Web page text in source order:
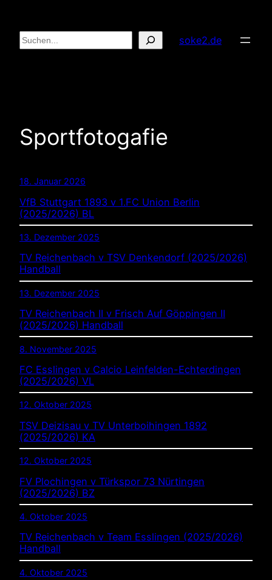
Inhalt
springen
Suchen soke2.de
Sportfotogafie
18. Januar 2026
VfB Stuttgart 1893 v 1.FC Union Berlin
(2025/2026) BL
13. Dezember 2025
TV Reichenbach v TSV Denkendorf (2025/2026)
Handball
13. Dezember 2025
TV Reichenbach II v Frisch Auf Göppingen II
(2025/2026) Handball
8. November 2025
FC Esslingen v Calcio Leinfelden-Echterdingen
(2025/2026) VL
12. Oktober 2025
TSV Deizisau v TV Unterboihingen 1892
(2025/2026) KA
12. Oktober 2025
FV Plochingen v Türkspor 73 Nürtingen
(2025/2026) BZ
4. Oktober 2025
TV Reichenbach v Team Esslingen (2025/2026)
Handball
4. Oktober 2025